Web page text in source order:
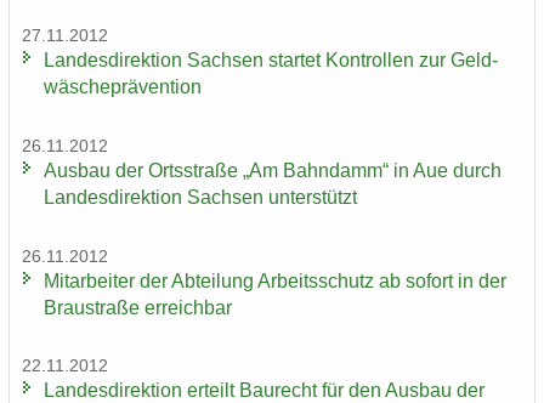
27.11.2012
Lan­des­di­rek­ti­on Sach­sen star­tet Kon­trol­len zur Geld­
wä­sche­prä­ven­ti­on
26.11.2012
Aus­bau der Orts­stra­ße „Am Bahn­damm“ in Aue durch
Lan­des­di­rek­ti­on Sach­sen un­ter­stützt
26.11.2012
Mit­ar­bei­ter der Ab­tei­lung Ar­beits­schutz ab so­fort in der
Brau­stra­ße er­reich­bar
22.11.2012
Lan­des­di­rek­ti­on er­teilt Bau­recht für den Aus­bau der